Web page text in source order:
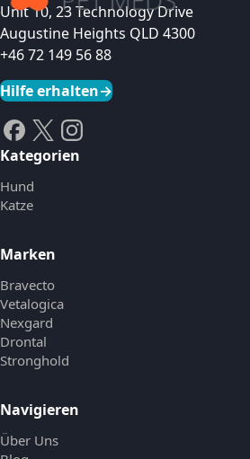
Unit 10, 23 Technology Drive
Augustine Heights QLD 4300
+46 72 149 56 88
Hilfe erhalten→
Kategorien
Hund
Katze
Marken
Bravecto
Vetalogica
Nexgard
Drontal
Stronghold
Navigieren
Über Uns